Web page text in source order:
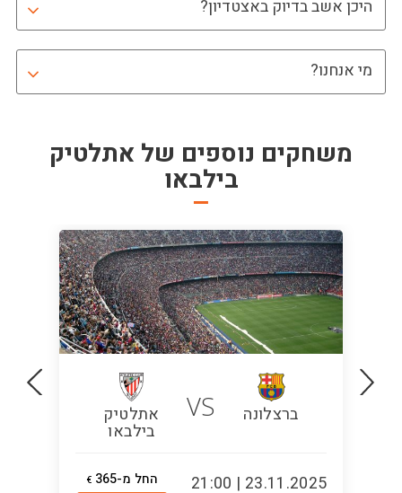
היכן אשב בדיוק באצטדיון?
מי אנחנו?
משחקים נוספים של אתלטיק
בילבאו
ברצלונה VS אתלטיק
בילבאו
23.11.2025 | 21:00 החל מ-365 €